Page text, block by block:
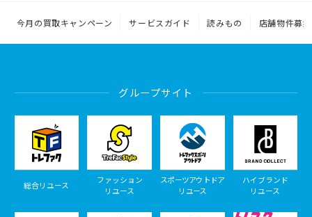
今月の買取キャンペーン サービスガイド 読みもの 店舗物件募集
グループサイト
総合リユース
ファッション
リユース
スポーツアウトドア
リユース
ハイブランド
リユース